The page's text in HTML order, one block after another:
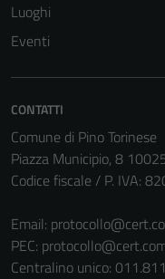
Luoghi
Eventi
CONTATTI
Comune di Pino Torinese
Piazza Municipio, 8
Codice fiscale / P. IVA:
Email:
PEC:
Centralino unico: